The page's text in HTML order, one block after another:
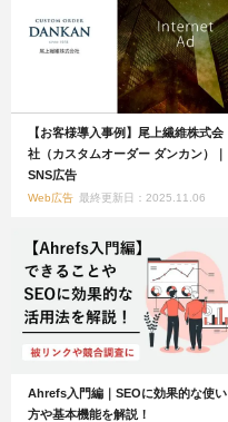
【お客様導入事例】尾上繊維株式会
社（カスタムオーダー ダンカン）｜
SNS広告
Web広告 最終更新日：2025.11.06
Ahrefs入門編｜SEOに効果的な使い
方や基本機能を解説！